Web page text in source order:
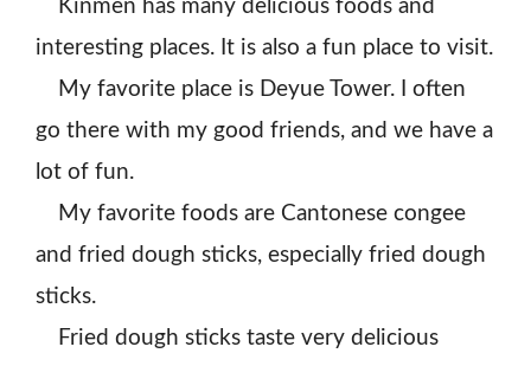
Kinmen has many delicious foods and
interesting places. It is also a fun place to visit.
My favorite place is Deyue Tower. I often
go there with my good friends, and we have a
lot of fun.
My favorite foods are Cantonese congee
and fried dough sticks, especially fried dough
sticks.
Fried dough sticks taste very delicious